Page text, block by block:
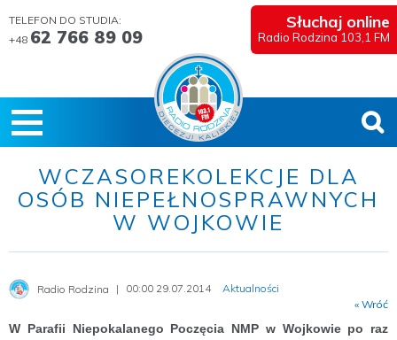
TELEFON DO STUDIA:
+48 62 766 89 09
Słuchaj online
Radio Rodzina 103,1 FM
WCZASOREKOLEKCJE DLA
OSÓB NIEPEŁNOSPRAWNYCH
W WOJKOWIE
Radio Rodzina 00:00 29.07.2014
Aktualności
« Wróć
W Parafii Niepokalanego Poczęcia NMP w Wojkowie po raz